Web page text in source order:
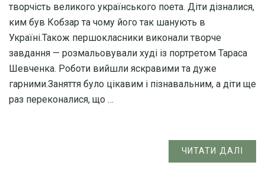
творчість великого українського поета. Діти дізналися,
ким був Кобзар та чому його так шанують в
Україні.Також першокласники виконали творче
завдання — розмальовували худі із портретом Тараса
Шевченка. Роботи вийшли яскравими та дуже
гарними.Заняття було цікавим і пізнавальним, а діти ще
раз переконалися, що …
ЧИТАТИ ДАЛІ